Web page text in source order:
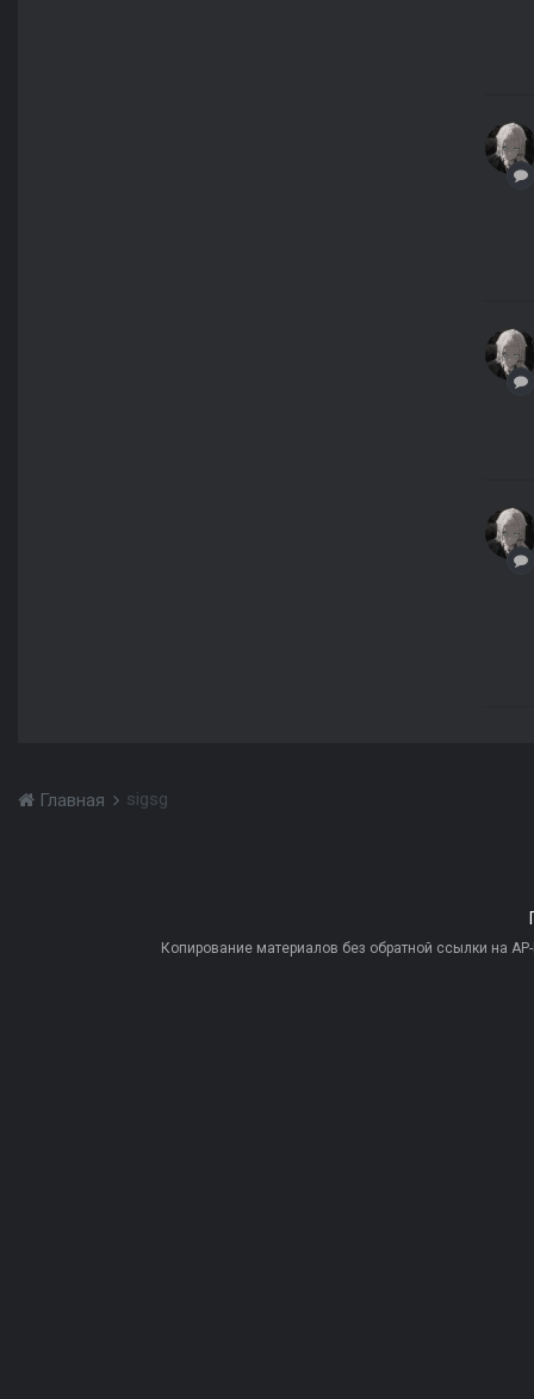
Главная sigsg
Копирование материалов без обратной ссылки на